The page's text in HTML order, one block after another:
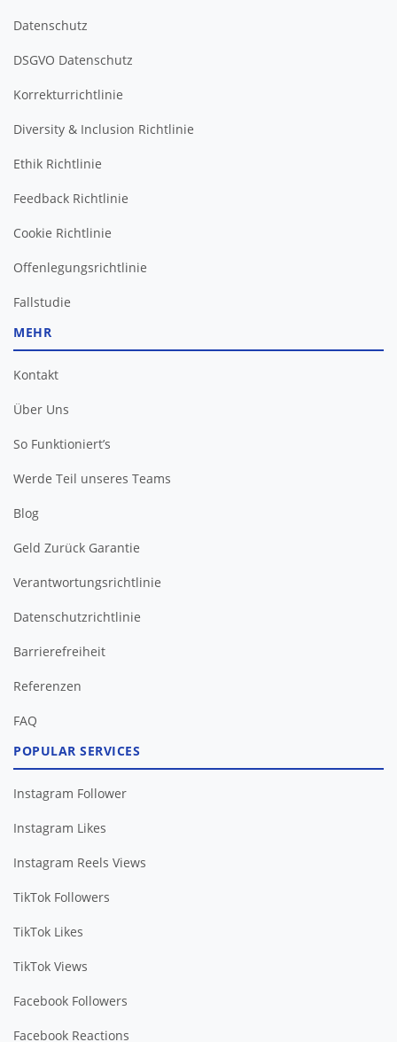
Datenschutz
DSGVO Datenschutz
Korrekturrichtlinie
Diversity & Inclusion Richtlinie
Ethik Richtlinie
Feedback Richtlinie
Cookie Richtlinie
Offenlegungsrichtlinie
Fallstudie
MEHR
Kontakt
Über Uns
So Funktioniert’s
Werde Teil unseres Teams
Blog
Geld Zurück Garantie
Verantwortungsrichtlinie
Datenschutzrichtlinie
Barrierefreiheit
FAQ
POPULAR SERVICES
Instagram Follower
Instagram Likes
Instagram Reels Views
TikTok Followers
TikTok Likes
TikTok Views
Facebook Followers
Facebook Reactions